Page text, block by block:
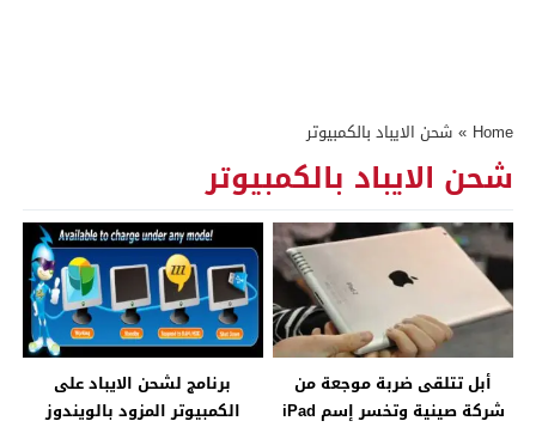
Home
» شحن الايباد بالكمبيوتر
شحن الايباد بالكمبيوتر
أبل تتلقى ضربة موجعة من
شركة صينية وتخسر إسم iPad
برنامج لشحن الايباد على
الكمبيوتر المزود بالويندوز